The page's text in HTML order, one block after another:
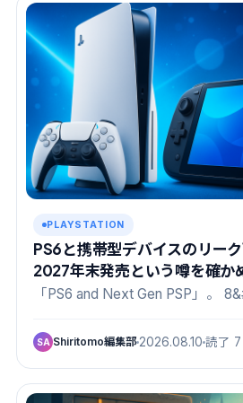
PLAYSTATION
PS6と携帯型デバイスのリーク
2027年末発売という噂を確か
「PS6 and Next Gen PSP」。
SA Shiritomo編集部 2026.08.10 読了